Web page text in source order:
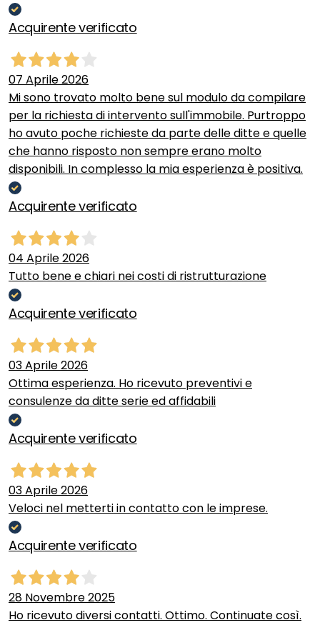
Acquirente verificato
07 Aprile 2026
Mi sono trovato molto bene sul modulo da compilare
per la richiesta di intervento sull'immobile. Purtroppo
ho avuto poche richieste da parte delle ditte e quelle
che hanno risposto non sempre erano molto
disponibili. In complesso la mia esperienza è positiva.
Acquirente verificato
04 Aprile 2026
Tutto bene e chiari nei costi di ristrutturazione
Acquirente verificato
03 Aprile 2026
Ottima esperienza. Ho ricevuto preventivi e
consulenze da ditte serie ed affidabili
Acquirente verificato
03 Aprile 2026
Veloci nel metterti in contatto con le imprese.
Acquirente verificato
28 Novembre 2025
Ho ricevuto diversi contatti. Ottimo. Continuate così.